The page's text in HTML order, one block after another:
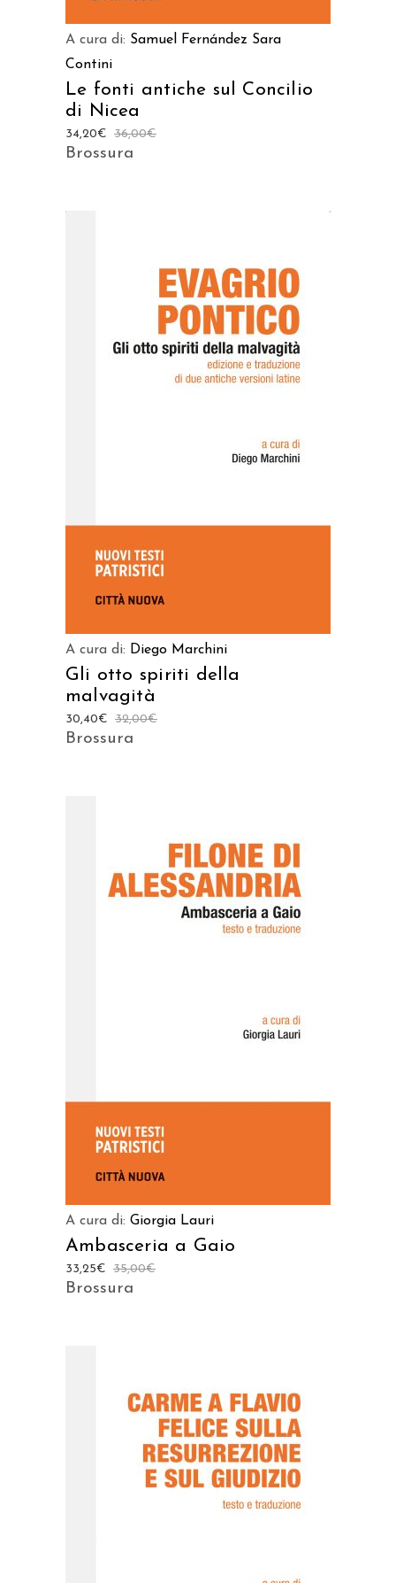
A cura di: Samuel Fernández Sara
Contini
Le fonti antiche sul Concilio
di Nicea
36,00€
34,20€
Brossura
A cura di: Diego Marchini
Gli otto spiriti della
malvagità
32,00€
30,40€
Brossura
A cura di: Giorgia Lauri
Ambasceria a Gaio
35,00€
33,25€
Brossura